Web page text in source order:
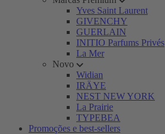
Yves Saint Laurent
GIVENCHY
GUERLAIN
INITIO Parfums Privés
La Mer
Novo
Widian
IRÄYE
NEST NEW YORK
La Prairie
TYPEBEA
Promoções e best-sellers